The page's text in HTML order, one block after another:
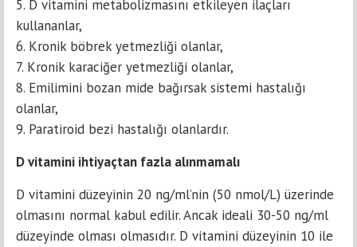
5. ­D vitamini metabolizmasını etkileyen ilaçları
kullananlar,
6. Kronik böbrek yetmezliği olanlar,
7. Kronik karaciğer yetmezliği olanlar,
8. Emilimini bozan mide bağırsak sistemi hastalığı
olanlar,
9. ­Paratiroid bezi hastalığı olanlardır.
D vitamini ihtiyaçtan fazla alınmamalı
D vitamini düzeyinin 20 ng/ml’nin (50 nmol/L) üzerinde
olmasını normal kabul edilir. ­Ancak ideali 30-50 ng/ml
düzeyinde olması olmasıdır. D vitamini düzeyinin 10 ile